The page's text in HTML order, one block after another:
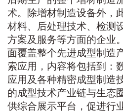
术。除增材制造设备外，
材料、后处理技术、检测
方案及服务等方面的企业
面覆盖整个先进成型制造
索应用，内容将包括到：
应用及各种精密成型制造
的成型技术产业链与生态
供综合展示平台，促进行